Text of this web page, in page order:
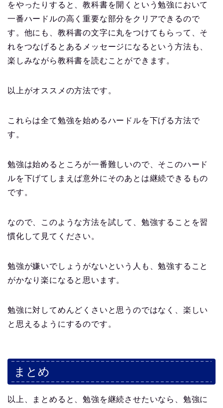
をやったりすると、教科書を開くという勉強において
一番ハードルの高く重要な部分をクリアできるので
す。他にも、教科書の文字に丸をつけてもらって、そ
れをつなげるとあるメッセージになるという方法も、
楽しみながら教科書を読むことができます。
以上がオススメの方法です。
これらは全て勉強を始めるハードルを下げる方法で
す。
勉強は始めるところが一番難しいので、そこのハード
ルを下げてしまえば意外にそのあとは継続できるもの
です。
なので、このような方法を試して、勉強することを習
慣化して見てください。
勉強が嫌いでしょうがないという人も、勉強すること
がかなり楽になると思います。
勉強に対してめんどくさいと思うのではなく、楽しい
と思えるようにするのです。
まとめ
以上、まとめると、勉強を継続させたいなら、勉強に